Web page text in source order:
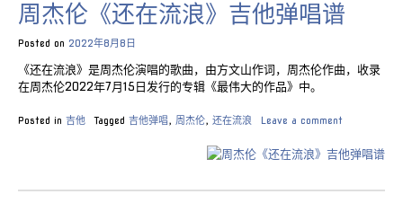
周杰伦《还在流浪》吉他弹唱谱
Posted on 2022年8月8日
《还在流浪》是周杰伦演唱的歌曲，由方文山作词，周杰伦作曲，收录
在周杰伦2022年7月15日发行的专辑《最伟大的作品》中。
Posted in 吉他 Tagged 吉他弹唱, 周杰伦, 还在流浪 Leave a comment